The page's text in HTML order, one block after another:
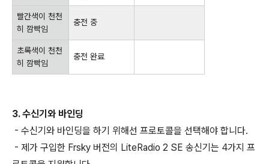
빨간색이 천천
히 깜빡임
충전 중
초록색이 천천
히 깜빡임
충전 완료
3. 수신기와 바인딩
- 수신기와 바인딩을 하기 위해선 프로토콜을 선택해야 합니다.
- 제가 구입한 Frsky 버전의 LiteRadio 2 SE 송신기는 4가지 프